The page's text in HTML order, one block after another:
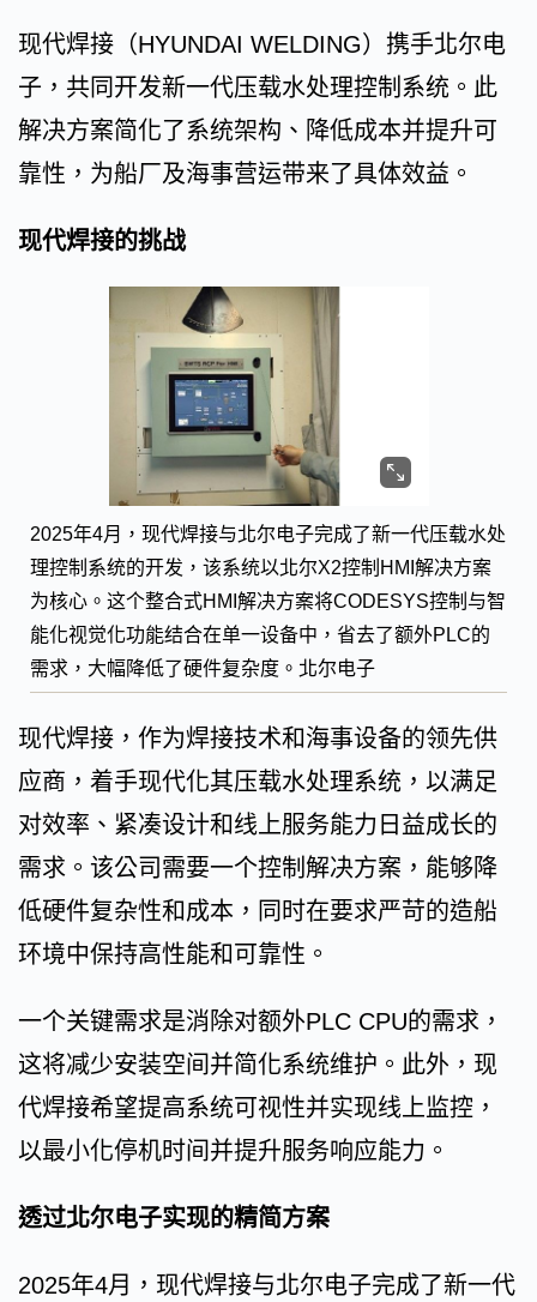
现代焊接（HYUNDAI WELDING）携手北尔电
子，共同开发新一代压载水处理控制系统。此
解决方案简化了系统架构、降低成本并提升可
靠性，为船厂及海事营运带来了具体效益。
现代焊接的挑战
2025年4月，现代焊接与北尔电子完成了新一代压载水处
理控制系统的开发，该系统以北尔X2控制HMI解决方案
为核心。这个整合式HMI解决方案将CODESYS控制与智
能化视觉化功能结合在单一设备中，省去了额外PLC的
需求，大幅降低了硬件复杂度。北尔电子
现代焊接，作为焊接技术和海事设备的领先供
应商，着手现代化其压载水处理系统，以满足
对效率、紧凑设计和线上服务能力日益成长的
需求。该公司需要一个控制解决方案，能够降
低硬件复杂性和成本，同时在要求严苛的造船
环境中保持高性能和可靠性。
一个关键需求是消除对额外PLC CPU的需求，
这将减少安装空间并简化系统维护。此外，现
代焊接希望提高系统可视性并实现线上监控，
以最小化停机时间并提升服务响应能力。
透过北尔电子实现的精简方案
2025年4月，现代焊接与北尔电子完成了新一代